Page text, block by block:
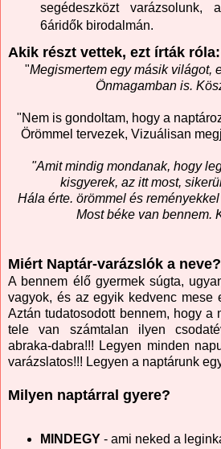
segédeszközt
6áridők birodalmán.
Akik részt vettek, ezt írták róla:
"Megismertem egy másik világot,
Önmagamban is.
"Nem is gondoltam, hogy a
Örömmel tervezek, Vizuálisan
"Amit mindig mondanak, hogy
kisgyerek, az itt most,
Hála érte. örömmel és
Most béke van bennem.
Miért Naptár-varázslók a neve?
A bennem élő gyermek súgta,
vagyok, és az egyik kedvenc mese
Aztán tudatosodott bennem, hogy a
tele van számtalan ilyen
abraka-dabra!!! Legyen minden
varázslatos!!! Legyen a naptárunk
Milyen naptárral gyere?
MINDEGY- ami neked a